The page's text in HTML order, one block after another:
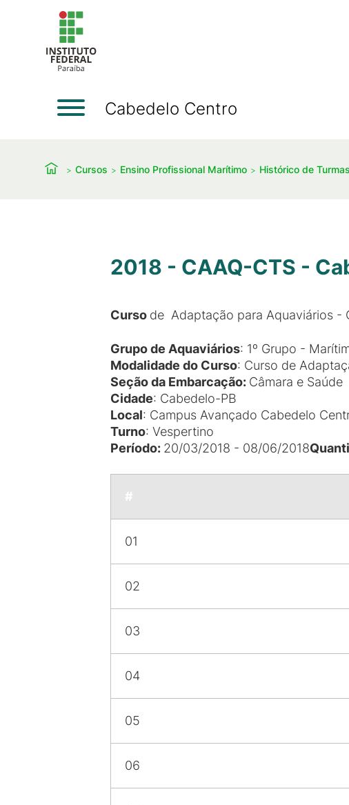
Cabedelo Centro
Cursos Ensino Profissional Marítimo Histórico de Turmas
2018 - CAAQ-CTS -
Curso de Adaptação para Aquaviários -
Grupo de Aquaviários: 1º Grupo -
Modalidade do Curso: Curso de
Seção da Embarcação: Câmara e Saúde
Cidade: Cabedelo-PB
Local: Campus Avançado Cabedelo
Turno: Vespertino
Período: 20/03/2018 - 08/06/2018
#
01
02
03
04
05
06